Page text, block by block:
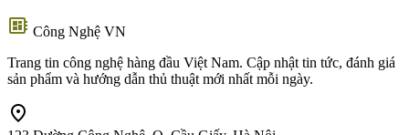
developer_board Công Nghệ VN
Trang tin công nghệ hàng đầu Việt Nam. Cập nhật tin tức, đánh giá
sản phẩm và hướng dẫn thủ thuật mới nhất mỗi ngày.
location_on